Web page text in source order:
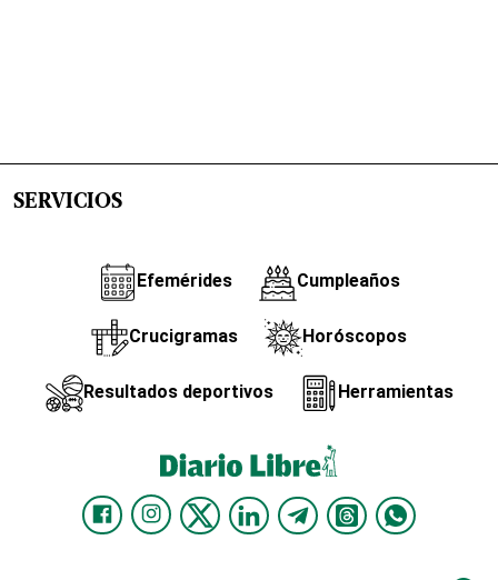
SERVICIOS
Efemérides Cumpleaños
Crucigramas Horóscopos
Resultados deportivos Herramientas